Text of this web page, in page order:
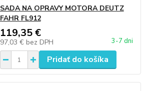
SADA NA OPRAVY MOTORA DEUTZ
FAHR FL912
119,35 €
97,03 € bez DPH 3-7 dni
Pridať do košíka